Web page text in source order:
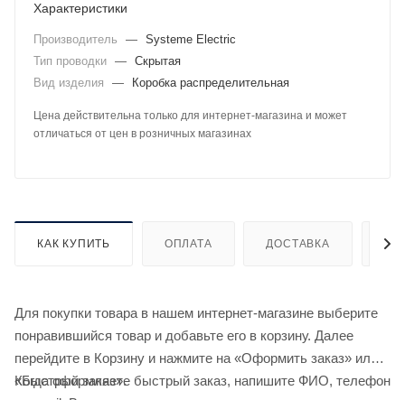
Характеристики
Производитель — Systeme Electric
Тип проводки — Скрытая
Вид изделия
— Коробка распределительная
Цена действительна только для интернет-магазина и может
отличаться от цен в розничных магазинах
КАК КУПИТЬ ОПЛАТА ДОСТАВКА
Для покупки товара в нашем интернет-магазине выберите
понравившийся товар и добавьте его в корзину. Далее
перейдите в Корзину и нажмите на «Оформить заказ» или
«Быстрый заказ».
Когда оформляете быстрый заказ, напишите ФИО, телефон